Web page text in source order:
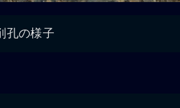
孔の様子